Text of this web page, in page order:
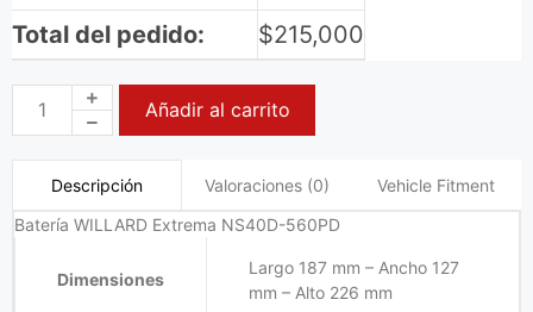
Total del pedido:
$215,000
Añadir al carrito
Descripción Valoraciones (0)
Vehicle Fitment
Batería WILLARD Extrema NS40D-560PD
Dimensiones
Largo 187 mm – Ancho 127
mm – Alto 226 mm